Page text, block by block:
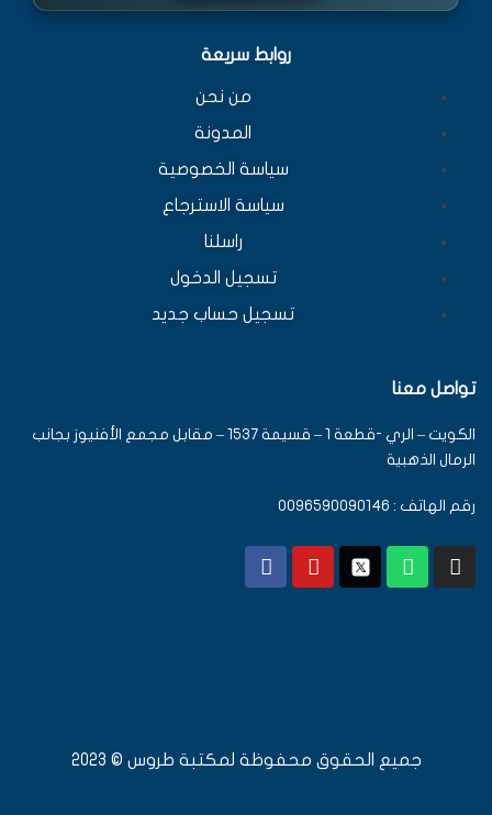
روابط سريعة
من نحن
المدونة
سياسة الخصوصية
سياسة الاسترجاع
راسلنا
تسجيل الدخول
تسجيل حساب جديد
تواصل معنا
الكويت – الري -قطعة 1 – قسيمة 1537 – مقابل مجمع الأفنيوز بجانب
الرمال الذهبية
رقم الهاتف : 0096590090146
جميع الحقوق محفوظة لمكتبة طروس © 2023